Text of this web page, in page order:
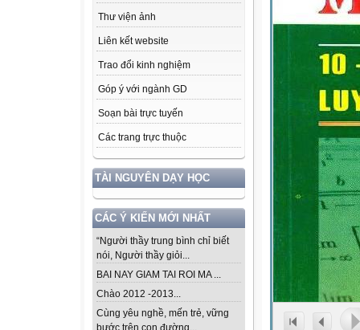
Thư viện ảnh
Liên kết website
Trao đổi kinh nghiệm
Góp ý với ngành GD
Soạn bài trực tuyến
Các trang trực thuộc
TÀI NGUYÊN DẠY HỌC
CÁC Ý KIẾN MỚI NHẤT
“Người thầy trung bình chỉ biết
nói, Người thầy giỏi...
BAI NAY GIAM TAI ROI MA ...
Chào 2012 -2013...
Cùng yêu nghề, mến trẻ, vững
bước trên con đường...